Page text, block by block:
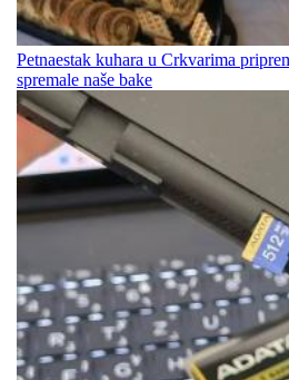
Petnaestak kuhara u Crkvarima
spremale naše bake